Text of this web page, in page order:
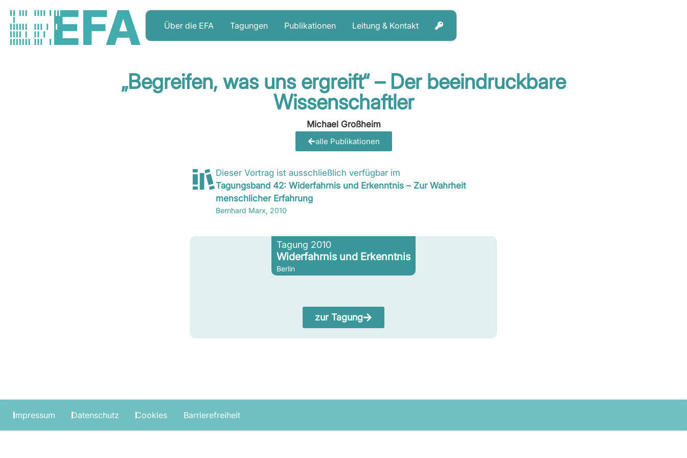
Über die EFA Tagungen Publikationen Leitung & Kontakt
„Begreifen, was uns ergreift“ – Der beeindruckbare
Wissenschaftler
Michael Großheim
alle Publikationen
Dieser Vortrag ist ausschließlich verfügbar im
Tagungsband 42: Widerfahrnis und Erkenntnis – Zur Wahrheit
menschlicher Erfahrung
Bernhard Marx, 2010
Tagung 2010
Widerfahrnis und Erkenntnis
Berlin
zur Tagung
Impressum Datenschutz Cookies Barrierefreiheit